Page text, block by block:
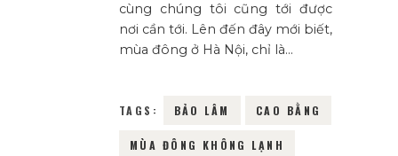
cùng chúng tôi cũng tới được
nơi cần tới. Lên đến đây mới biết,
mùa đông ở Hà Nội, chỉ là…
TAGS: BẢO LÂM CAO BẰNG
MÙA ĐÔNG KHÔNG LẠNH